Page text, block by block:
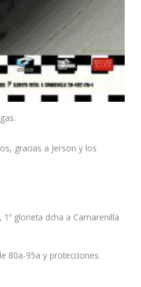
gracias a Jerson y los
glorieta dcha a Camarenilla
80a-95a y protecciones.